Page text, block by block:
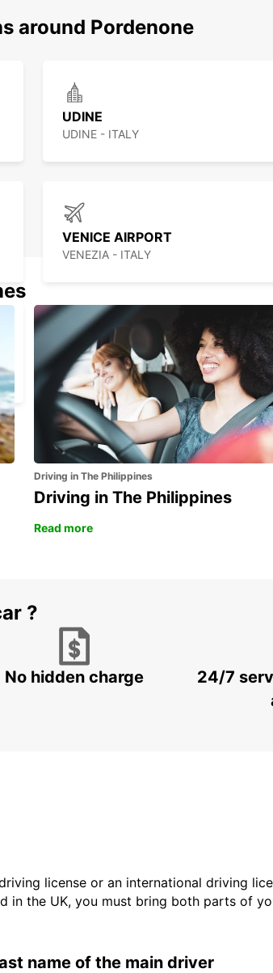
around Pordenone
UDINE
UDINE - ITALY
VENICE AIRPORT
VENEZIA - ITALY
TRIESTE AIRPORT
RONCHI DEI LEGIONARI - ITALY
Driving in The Philippines
Driving in The Philippines
Read more
?
No hidden charge
24/7
license or an international driving
in the UK, you must bring both parts of
name of the main driver